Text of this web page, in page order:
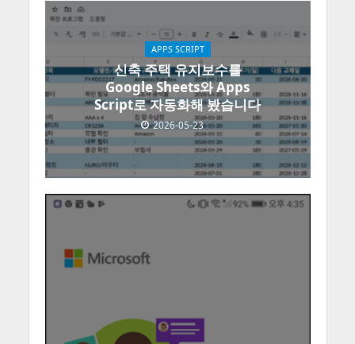
APPS SCRIPT
신축 주택 유지보수를
Google Sheets와 Apps
Script로 자동화해 봤습니다
2026-05-23